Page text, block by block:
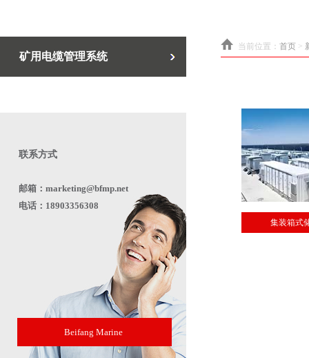
矿用电缆管理系统
联系方式
邮箱：marketing@bfmp.net
电话：18903356308
Beifang Marine
当前位置： 首页 >
集装箱式